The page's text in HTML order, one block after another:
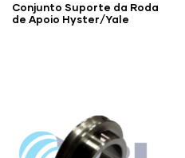
Conjunto Suporte da Roda
de Apoio Hyster/Yale